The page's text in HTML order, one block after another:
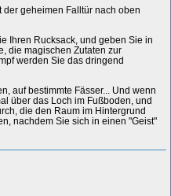
der geheimen Falltür nach oben
Ihren Rucksack, und geben Sie in
die magischen Zutaten zur
werden Sie das dringend
auf bestimmte Fässer... Und wenn
über das Loch im Fußboden, und
die den Raum im Hintergrund
nachdem Sie sich in einen "Geist"